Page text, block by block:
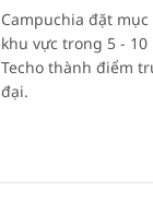
Campuchia đặt
khu vực trong 5 -
Techo thành điểm
đại.